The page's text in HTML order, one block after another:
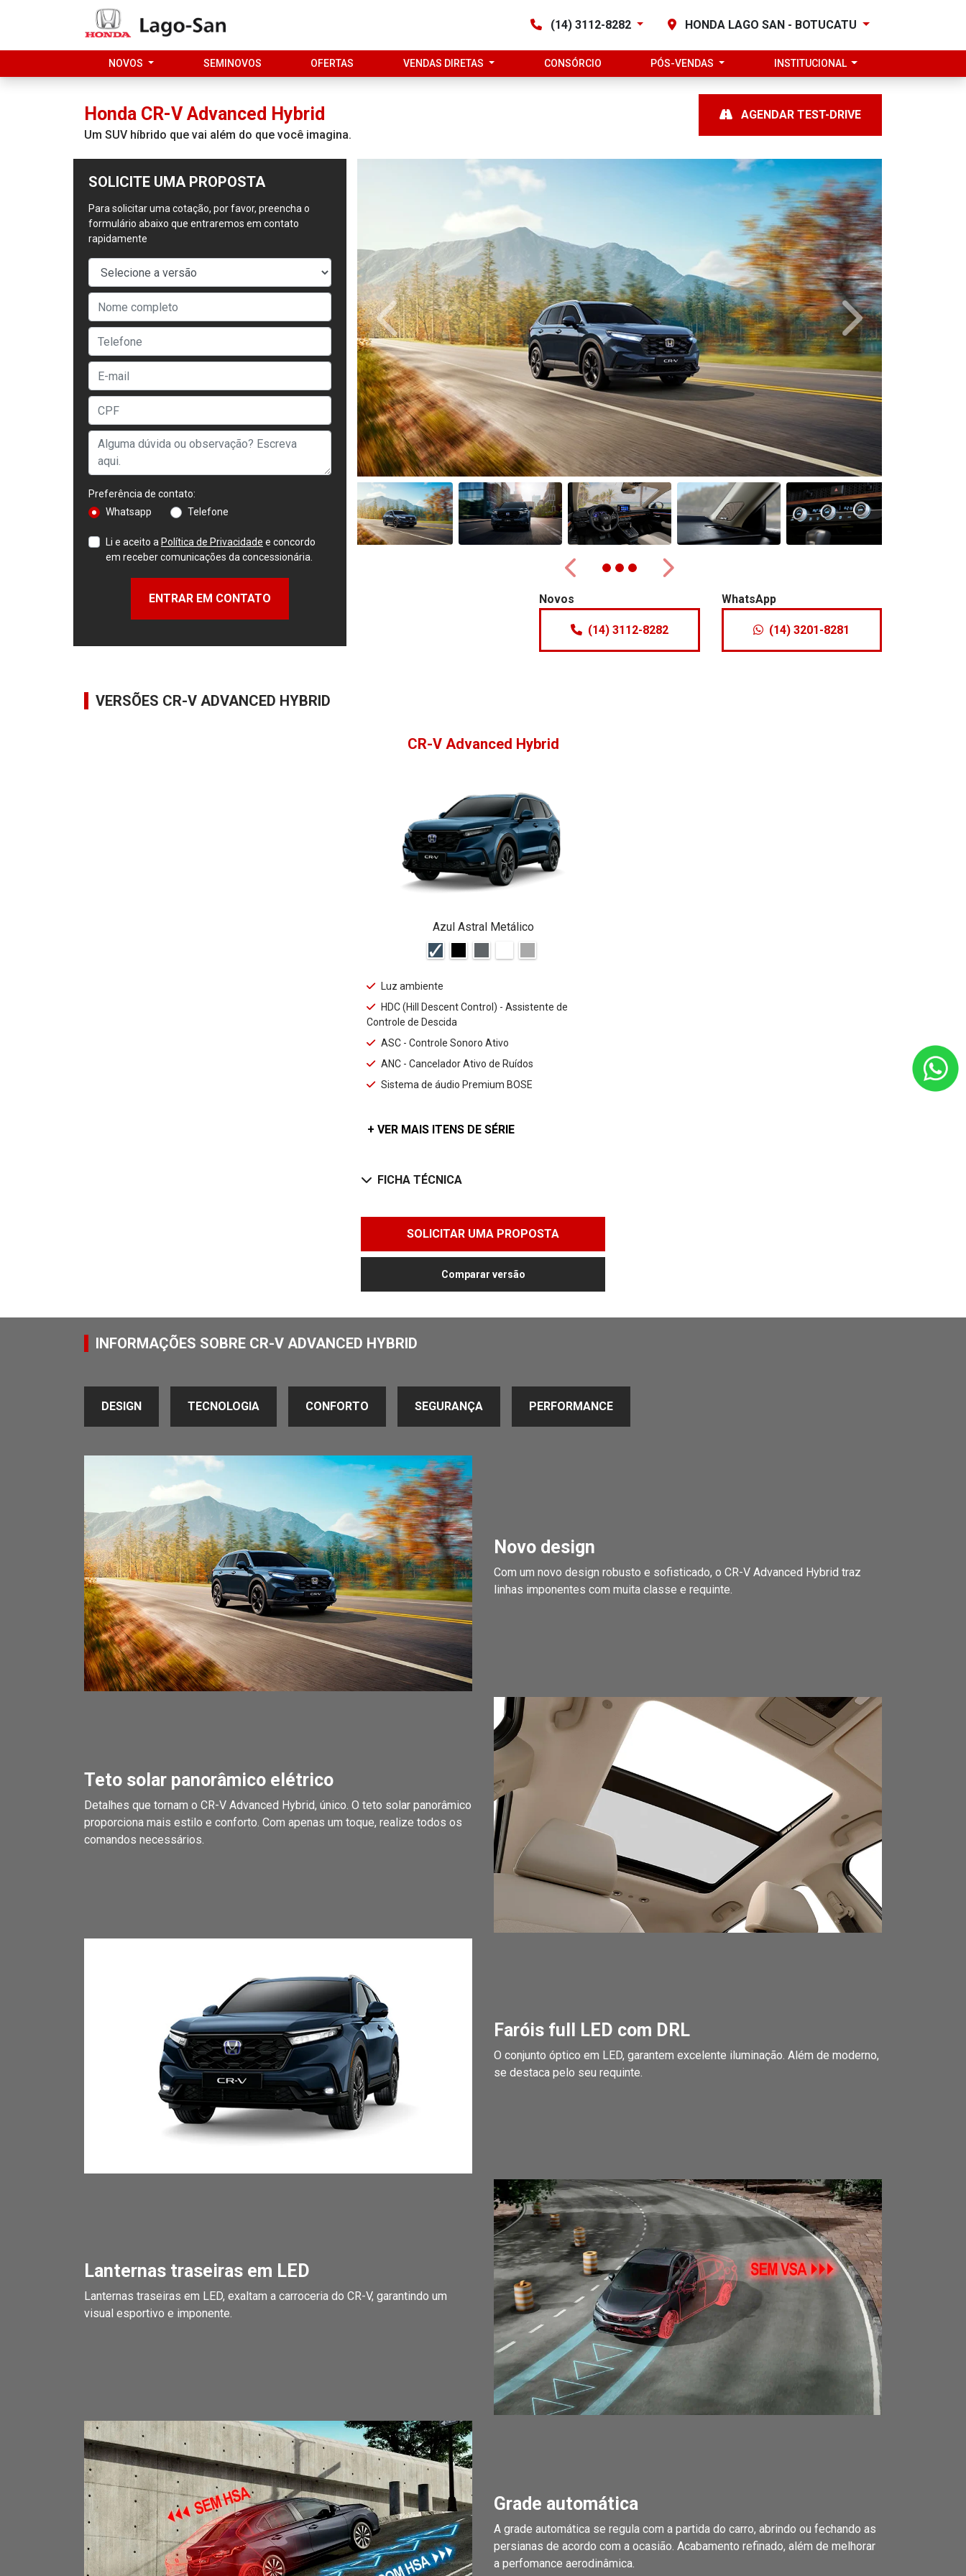
(14) 3112-8282 HONDA LAGO SAN - BOTUCATU
NOVOS SEMINOVOS OFERTAS VENDAS DIRETAS CONSÓRCIO PÓS-VENDAS INSTITUCIONAL
Honda CR-V Advanced Hybrid
Um SUV híbrido que vai além do que você imagina.
AGENDAR TEST-DRIVE
SOLICITE UMA PROPOSTA
Para solicitar uma cotação, por favor, preencha o
formulário abaixo que entraremos em contato
rapidamente
Preferência de contato:
Whatsapp
Telefone
Li e aceito a Política de Privacidade e concordo
em receber comunicações da concessionária.
ENTRAR EM CONTATO
Anterior Próximo
Anterior
Próximo
Novos
(14) 3112-8282
WhatsApp
(14) 3201-8281
VERSÕES CR-V ADVANCED HYBRID
CR-V Advanced Hybrid
Azul Astral Metálico
Luz ambiente
HDC (Hill Descent Control) - Assistente de
Controle de Descida
ASC - Controle Sonoro Ativo
ANC - Cancelador Ativo de Ruídos
Sistema de áudio Premium BOSE
+ VER MAIS ITENS DE SÉRIE
FICHA TÉCNICA
SOLICITAR UMA PROPOSTA
Comparar versão
INFORMAÇÕES SOBRE CR-V ADVANCED HYBRID
DESIGN TECNOLOGIA CONFORTO SEGURANÇA PERFORMANCE
Novo design
Com um novo design robusto e sofisticado, o CR-V Advanced Hybrid traz
linhas imponentes com muita classe e requinte.
Teto solar panorâmico elétrico
Detalhes que tornam o CR-V Advanced Hybrid, único. O teto solar panorâmico
proporciona mais estilo e conforto. Com apenas um toque, realize todos os
comandos necessários.
Faróis full LED com DRL
O conjunto óptico em LED, garantem excelente iluminação. Além de moderno,
se destaca pelo seu requinte.
Lanternas traseiras em LED
Lanternas traseiras em LED, exaltam a carroceria do CR-V, garantindo um
visual esportivo e imponente.
Grade automática
A grade automática se regula com a partida do carro, abrindo ou fechando as
persianas de acordo com a ocasião. Acabamento refinado, além de melhorar
a perfomance aerodinâmica.